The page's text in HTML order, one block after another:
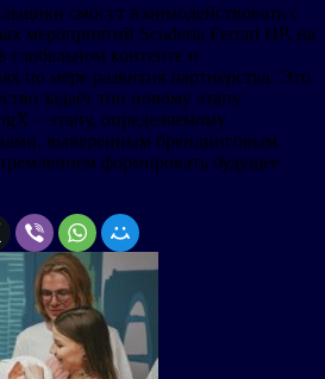
смогут взаимодействовать с
мероприятий Scuderia Ferrari HP, на
контенте и
по мере развития партнёрства. Это
задаёт тон новому этапу
– этапу, определяемому
выверенным брендинговым
формировать будущее